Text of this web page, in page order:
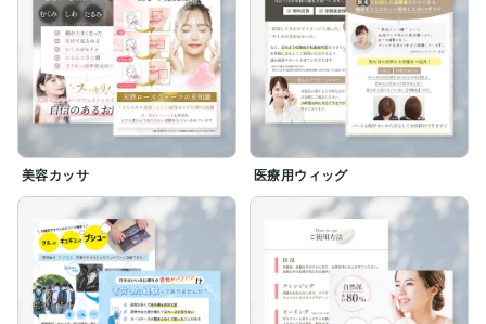
美容カッサ 医療用ウィッグ